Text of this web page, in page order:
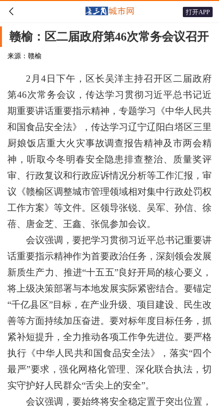
 打开APP
赣榆：区二届政府第46次常务会议召开
来源：赣榆
2月4日下午，区长吴洋主持召开区二届政府
第46次常务会议，传达学习贯彻习近平总书记近
期重要讲话重要指示精神，专题学习《中华人民共
和国食品安全法》，传达学习辽宁辽阳白塔区三里
厨娘饭店重大火灾事故调查报告精神及市两会精
神，听取今冬明春安全隐患排查整治、质量奖评
审、行政复议和行政应诉情况分析等工作汇报，审
议《赣榆区调整城市管理领域相对集中行政处罚权
工作方案》等文件。区领导张锐、吴军、孙信、徐
蓓、唐金芝、王鑫、张侃参加会议。
会议强调，要把学习贯彻习近平总书记重要讲
话重要指示精神作为首要政治任务，深刻领会发展
新质生产力、推进“十五五”良好开局的核心要义，
将上级决策部署与本地发展实际紧密结合。要锚定
“千亿县区”目标，在产业升级、项目建设、民生改
善等方面持续加压奋进。要对标年度目标任务，抓
紧补短提升，全力推动各项工作争先进位。要严格
执行《中华人民共和国食品安全法》，落实“四个
最严”要求，强化网格化管理、深化联合执法，切
实守护好人民群众“舌尖上的安全”。
会议强调，要始终将安全稳定置于突出位置，